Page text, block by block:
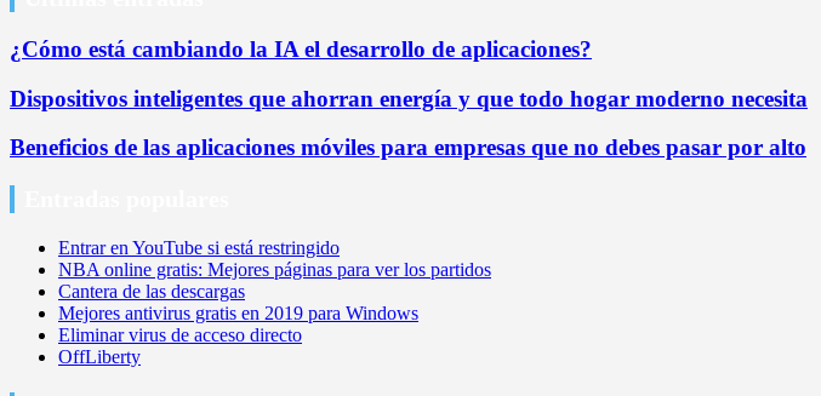
¿Cómo está cambiando la IA el desarrollo de aplicaciones?
Dispositivos inteligentes que ahorran energía y que todo hogar moderno necesita
Beneficios de las aplicaciones móviles para empresas que no debes pasar por alto
Entrar en YouTube si está restringido
NBA online gratis: Mejores páginas para ver los partidos
Cantera de las descargas
Mejores antivirus gratis en 2019 para Windows
Eliminar virus de acceso directo
OffLiberty